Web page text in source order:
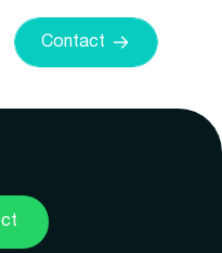
Contact